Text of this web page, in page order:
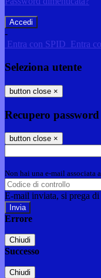
-
Entra con SPID Entra
Seleziona utente
button close ×
Recupero password
button close ×
Non hai una e-mail associata
E-mail inviata, si prega
Errore
Chiudi
Successo
Chiudi